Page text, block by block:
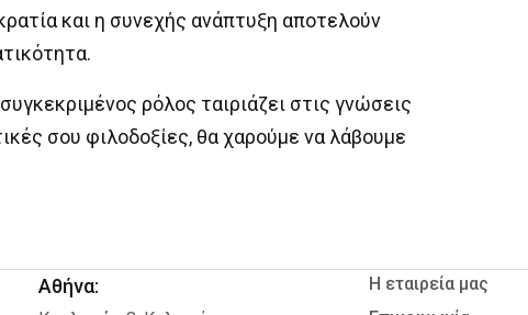
και η συνεχής ανάπτυξη αποτελούν
ρόλος ταιριάζει στις γνώσεις
σου φιλοδοξίες, θα χαρούμε να λάβουμε
Αθήνα:
Η εταιρεία μας